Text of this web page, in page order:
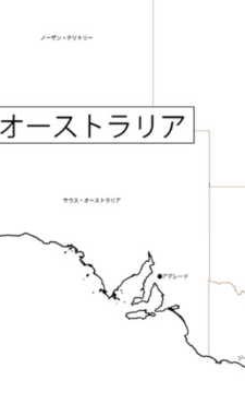
「タビケンプライム」もおすすめ
都市はどこ？